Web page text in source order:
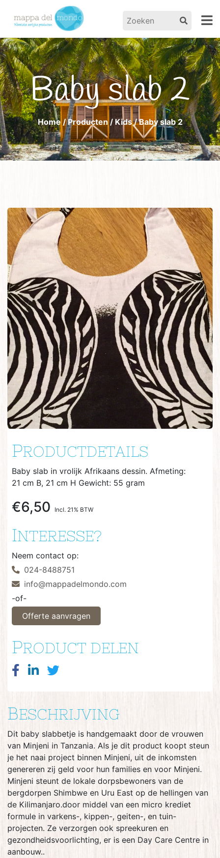
Baby slab 2
Home/Producten/ Kids/ Baby slab 2
PRODUCTDETAILS
Baby slab in vrolijk Afrikaans dessin. Afmeting:
21 cm B, 21 cm H Gewicht: 55 gram
€6,50 Incl. 21% BTW
INTERESSE?
Neem contact op:
024-8488751
info@mappadelmondo.com
-of-
Offerte aanvragen
PRODUCT DELEN
BESCHRIJVING
Dit baby slabbetje is handgemaakt door de vrouwen
van Minjeni in Tanzania. Als je dit product koopt steun
je het naai project binnen Minjeni, uit de inkomsten
genereren zij geld voor hun families en voor Minjeni.
Minjeni steunt de lokale dorpsbewoners van de
bergdorpen Shimbwe en Uru East op de hellingen van
de Kilimanjaro.door middel van een micro krediet
formule in varkens-, kippen-, geiten-, en tuin-
projecten. Ze verzorgen ook spreekuren en
gezondheidsvoorlichting, er is een Day Care Centre in
aanbouw..